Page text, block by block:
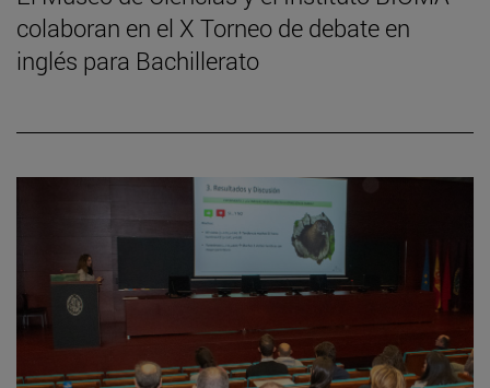
colaboran en el X Torneo de debate en
inglés para Bachillerato